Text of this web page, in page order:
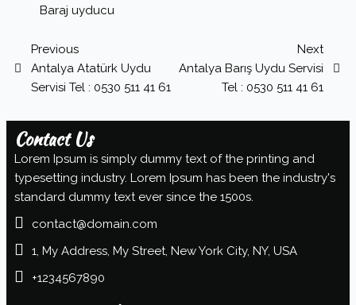
Baraj uyducu
Previous
Antalya Atatürk Uydu
Servisi Tel : 0530 511 41 61
Next
Antalya Barış Uydu Servisi
Tel : 0530 511 41 61
Contact Us
Lorem Ipsum is simply dummy text of the printing and
typesetting industry. Lorem Ipsum has been the industry's
standard dummy text ever since the 1500s.
contact@domain.com
1, My Address, My Street, New York City, NY, USA
+1234567890